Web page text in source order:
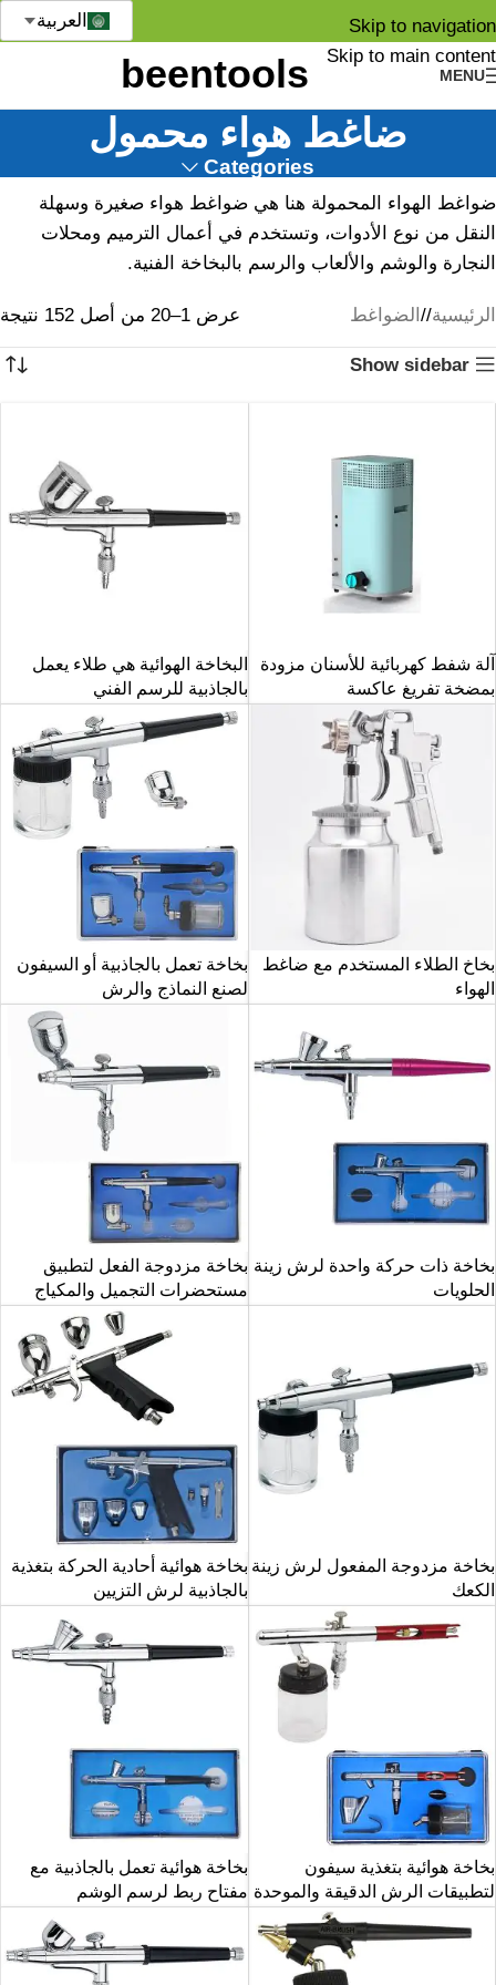
Skip to navigation
Skip to main content
MENU
العربية
ضاغط هواء محمول
Categories
ضواغط الهواء المحمولة هنا هي ضواغط هواء صغيرة وسهلة
النقل من نوع الأدوات، وتستخدم في أعمال الترميم ومحلات
النجارة والوشم والألعاب والرسم بالبخاخة الفنية.
الرئيسية/ الضواغط عرض 1–20 من أصل 152 نتيجة
Show sidebar
آلة شفط كهربائية للأسنان مزودة
بمضخة تفريغ عاكسة
البخاخة الهوائية هي طلاء يعمل
بالجاذبية للرسم الفني
بخاخ الطلاء المستخدم مع ضاغط
الهواء
بخاخة تعمل بالجاذبية أو السيفون
لصنع النماذج والرش
بخاخة ذات حركة واحدة لرش زينة
الحلويات
بخاخة مزدوجة الفعل لتطبيق
مستحضرات التجميل والمكياج
بخاخة مزدوجة المفعول لرش زينة
الكعك
بخاخة هوائية أحادية الحركة بتغذية
بالجاذبية لرش التزيين
بخاخة هوائية بتغذية سيفون
لتطبيقات الرش الدقيقة والموحدة
بخاخة هوائية تعمل بالجاذبية مع
مفتاح ربط لرسم الوشم